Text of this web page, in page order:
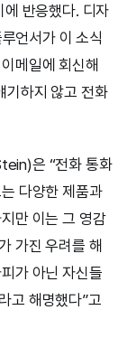
반응했다. 디자
언서가 이 소식
메일에 회신해
기하지 않고 전화
은 “전화 통화
다양한 제품과
만 이는 그 영감
가진 우려를 해
가 아닌 자신들
고 해명했다”고